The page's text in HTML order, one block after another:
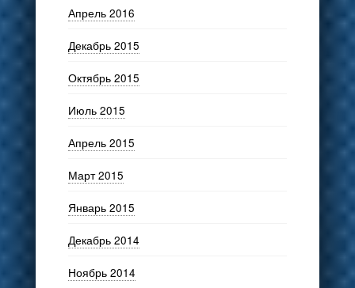
Апрель 2016
Декабрь 2015
Октябрь 2015
Июль 2015
Апрель 2015
Март 2015
Январь 2015
Декабрь 2014
Ноябрь 2014